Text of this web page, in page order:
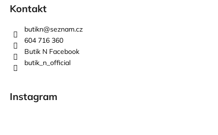
Kontakt
butikn@seznam.cz
604 716 360
Butik N Facebook
butik_n_official
Instagram